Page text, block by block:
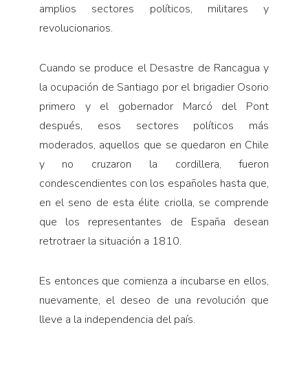
amplios sectores políticos, militares y
revolucionarios.
Cuando se produce el Desastre de Rancagua y
la ocupación de Santiago por el brigadier Osorio
primero y el gobernador Marcó del Pont
después, esos sectores políticos más
moderados, aquellos que se quedaron en Chile
y no cruzaron la cordillera, fueron
condescendientes con los españoles hasta que,
en el seno de esta élite criolla, se comprende
que los representantes de España desean
retrotraer la situación a 1810.
Es entonces que comienza a incubarse en ellos,
nuevamente, el deseo de una revolución que
lleve a la independencia del país.